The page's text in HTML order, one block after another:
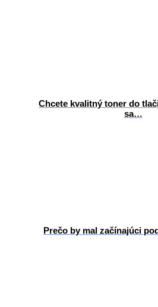
Chcete kvalitný toner do
sa…
Prečo by mal začínajúci